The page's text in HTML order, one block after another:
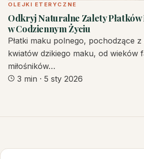
OLEJKI ETERYCZNE
Odkryj Naturalne Zalety
w Codziennym Życiu
Płatki maku polnego, pochodzące
kwiatów dzikiego maku, od wieków
miłośników…
3 min · 5 sty 2026